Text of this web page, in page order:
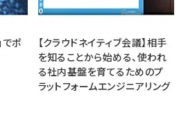
ポ
【クラウドネイティブ会議】相手
を知ることから始める、使われ
る社内基盤を育てるためのプ
ラットフォームエンジニアリング